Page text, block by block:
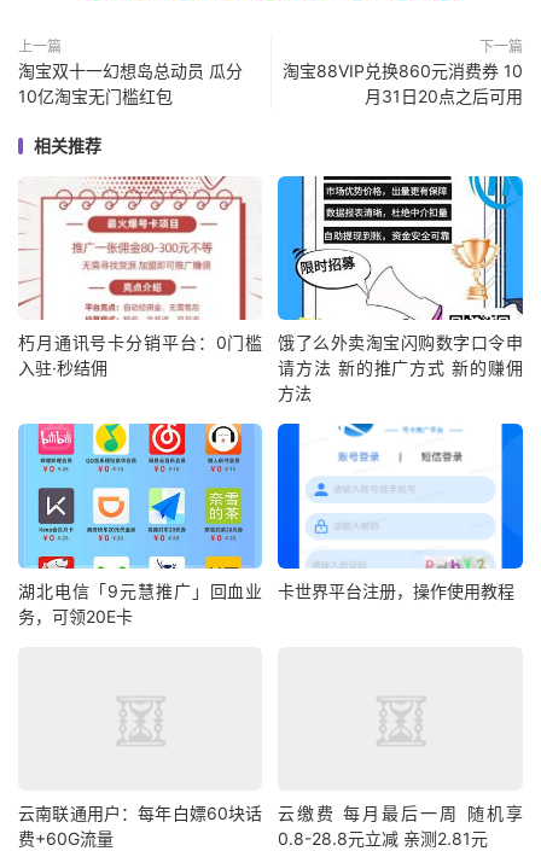
上一篇
淘宝双十一幻想岛总动员 瓜分
10亿淘宝无门槛红包
下一篇
淘宝88VIP兑换860元消费券 10
月31日20点之后可用
相关推荐
朽月通讯号卡分销平台：0门槛
入驻·秒结佣
饿了么外卖淘宝闪购数字口令申
请方法 新的推广方式 新的赚佣
方法
湖北电信「9元慧推广」回血业
务，可领20E卡
卡世界平台注册，操作使用教程
云南联通用户：每年白嫖60块话
费+60G流量
云缴费 每月最后一周 随机享
0.8-28.8元立减 亲测2.81元